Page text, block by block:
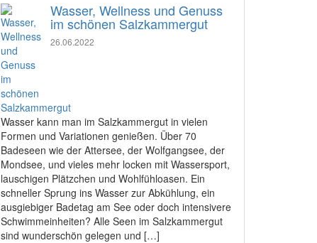
Wasser, Wellness und Genuss
im schönen Salzkammergut
26.06.2022
Wasser kann man im Salzkammergut in vielen
Formen und Variationen genießen. Über 70
Badeseen wie der Attersee, der Wolfgangsee, der
Mondsee, und vieles mehr locken mit Wassersport,
lauschigen Plätzchen und Wohlfühloasen. Ein
schneller Sprung ins Wasser zur Abkühlung, ein
ausgiebiger Badetag am See oder doch intensivere
Schwimmeinheiten? Alle Seen im Salzkammergut
sind wunderschön gelegen und […]